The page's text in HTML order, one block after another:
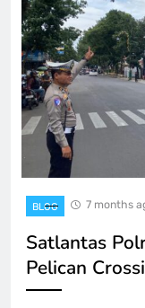
BLOG 7 months
Satlantas
Pelican